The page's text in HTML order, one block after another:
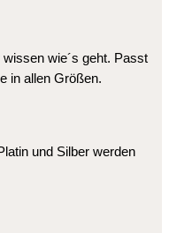
wie´s geht. Passt
in allen Größen.
und Silber werden